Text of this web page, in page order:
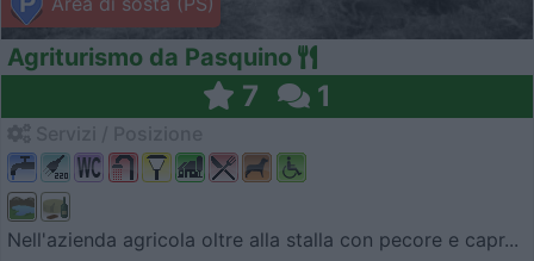
Agriturismo da Pasquino
7 1
Nell'azienda agricola oltre alla stalla con pecore e capr...